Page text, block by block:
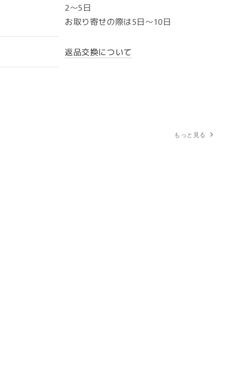
2〜5日
お取り寄せの際は5日～10日
返品交換について
もっと見る